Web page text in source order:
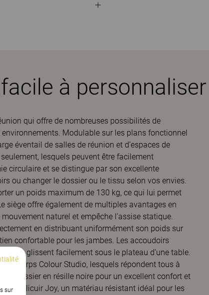
à personnaliser
qui offre de nombreuses possibilités de
Modulable sur les plans fonctionnel
éventail de salles de réunion et d’espaces de
lesquels peuvent être facilement
circulaire et se distingue par son excellente
ou changer le dossier ou le tissu selon vos envies.
un poids maximum de 130 kg, ce qui lui permet
siège offre également de multiples avantages en
naturel et empêche l’assise statique.
en distribuant uniformément son poids sur
confortable pour les jambes. Les accoudoirs
et se glissent facilement sous le plateau d’une table.
Kinnarps Colour Studio, lesquels répondent tous à
dossier en résille noire pour un excellent confort et
similicuir Joy, un matériau résistant idéal pour les
sur